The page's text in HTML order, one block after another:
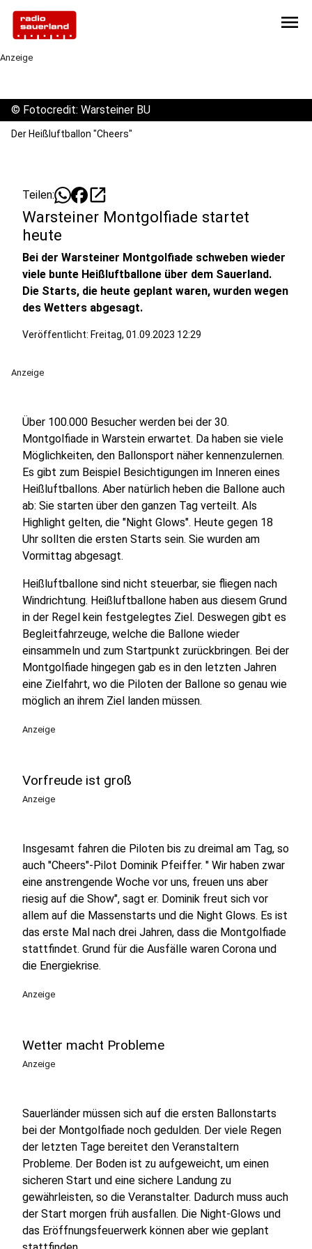
menu
Anzeige
© Fotocredit: Warsteiner BU
Der Heißluftballon "Cheers"
Teilen: open_in_new
Warsteiner Montgolfiade startet
heute
Bei der Warsteiner Montgolfiade schweben wieder
viele bunte Heißluftballone über dem Sauerland.
Die Starts, die heute geplant waren, wurden wegen
des Wetters abgesagt.
Veröffentlicht: Freitag, 01.09.2023 12:29
Anzeige
Über 100.000 Besucher werden bei der 30.
Montgolfiade in Warstein erwartet. Da haben sie viele
Möglichkeiten, den Ballonsport näher kennenzulernen.
Es gibt zum Beispiel Besichtigungen im Inneren eines
Heißluftballons. Aber natürlich heben die Ballone auch
ab: Sie starten über den ganzen Tag verteilt. Als
Highlight gelten, die "Night Glows". Heute gegen 18
Uhr sollten die ersten Starts sein. Sie wurden am
Vormittag abgesagt.
Heißluftballone sind nicht steuerbar, sie fliegen nach
Windrichtung. Heißluftballone haben aus diesem Grund
in der Regel kein festgelegtes Ziel. Deswegen gibt es
Begleitfahrzeuge, welche die Ballone wieder
einsammeln und zum Startpunkt zurückbringen. Bei der
Montgolfiade hingegen gab es in den letzten Jahren
eine Zielfahrt, wo die Piloten der Ballone so genau wie
möglich an ihrem Ziel landen müssen.
Anzeige
Vorfreude ist groß
Anzeige
Insgesamt fahren die Piloten bis zu dreimal am Tag, so
auch "Cheers"-Pilot Dominik Pfeiffer. " Wir haben zwar
eine anstrengende Woche vor uns, freuen uns aber
riesig auf die Show", sagt er. Dominik freut sich vor
allem auf die Massenstarts und die Night Glows. Es ist
das erste Mal nach drei Jahren, dass die Montgolfiade
stattfindet. Grund für die Ausfälle waren Corona und
die Energiekrise.
Anzeige
Wetter macht Probleme
Anzeige
Sauerländer müssen sich auf die ersten Ballonstarts
bei der Montgolfiade noch gedulden. Der viele Regen
der letzten Tage bereitet den Veranstaltern
Probleme. Der Boden ist zu aufgeweicht, um einen
sicheren Start und eine sichere Landung zu
gewährleisten, so die Veranstalter. Dadurch muss auch
der Start morgen früh ausfallen. Die Night-Glows und
das Eröffnungsfeuerwerk können aber wie geplant